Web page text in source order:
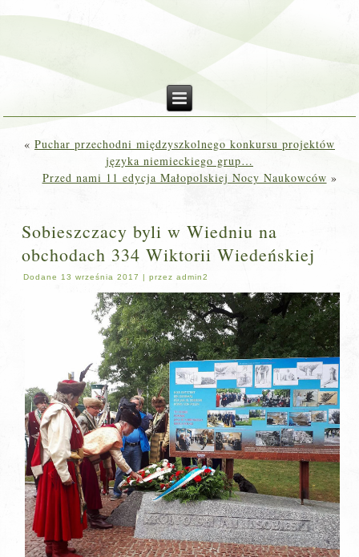
« Puchar przechodni międzyszkolnego konkursu projektów
języka niemieckiego grup…
Przed nami 11 edycja Małopolskiej Nocy Naukowców »
Sobieszczacy byli w Wiedniu na
obchodach 334 Wiktorii Wiedeńskiej
Dodane 13 września 2017 |przez admin2